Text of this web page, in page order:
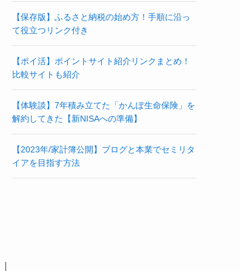
【保存版】ふるさと納税の始め方！手順に沿っ
て役立つリンク付き
【ポイ活】ポイントサイト紹介リンクまとめ！
比較サイトも紹介
【体験談】7年積み立てた「かんぽ生命保険」を
解約してきた【新NISAへの準備】
【2023年/家計簿公開】ブログと本業でセミリタ
イアを目指す方法